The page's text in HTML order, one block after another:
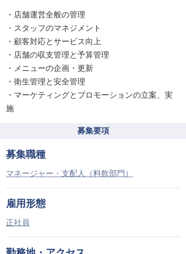
・店舗運営全般の管理
・スタッフのマネジメント
・顧客対応とサービス向上
・店舗の収支管理と予算管理
・メニューの企画・更新
・衛生管理と安全管理
・マーケティングとプロモーションの立案、実
施
募集要項
募集職種
マネージャー・支配人（料飲部門）
雇用形態
正社員